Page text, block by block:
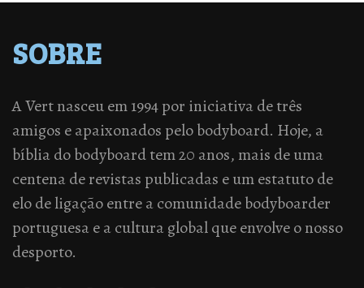
SOBRE
A Vert nasceu em 1994 por iniciativa de três
amigos e apaixonados pelo bodyboard. Hoje, a
bíblia do bodyboard tem 20 anos, mais de uma
centena de revistas publicadas e um estatuto de
elo de ligação entre a comunidade bodyboarder
portuguesa e a cultura global que envolve o nosso
desporto.